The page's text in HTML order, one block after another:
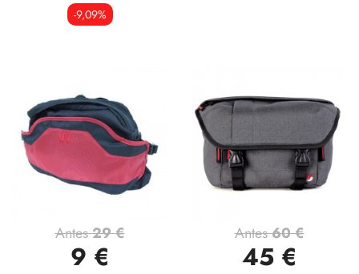
-9,09%
Antes29 €
9 €
Antes60 €
45 €